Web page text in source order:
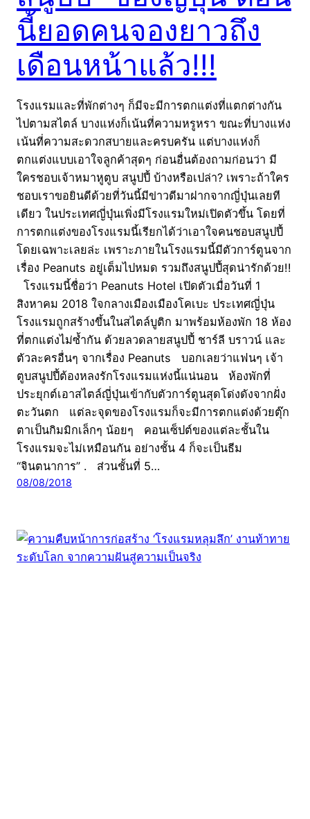
นี้ยอดคนจองยาวถึง
เดือนหน้าแล้ว!!!
โรงแรมและที่พักต่างๆ ก็มีจะมีการตกแต่งที่แตกต่างกัน
ไปตามสไตล์ บางแห่งก็เน้นที่ความหรูหรา ขณะที่บางแห่ง
เน้นที่ความสะดวกสบายและครบครัน แต่บางแห่งก็
ตกแต่งแบบเอาใจลูกค้าสุดๆ ก่อนอื่นต้องถามก่อนว่า มี
ใครชอบเจ้าหมาหูตูบ สนูปปี้ บ้างหรือเปล่า? เพราะถ้าใคร
ชอบเราขอยินดีด้วยที่วันนี้มีข่าวดีมาฝากจากญี่ปุ่นเลยที
เดียว ในประเทศญี่ปุ่นเพิ่งมีโรงแรมใหม่เปิดตัวขึ้น โดยที่
การตกแต่งของโรงแรมนี้เรียกได้ว่าเอาใจคนชอบสนูปปี้
โดยเฉพาะเลยล่ะ เพราะภายในโรงแรมนี้มีตัวการ์ตูนจาก
เรื่อง Peanuts อยู่เต็มไปหมด รวมถึงสนูปปี้สุดน่ารักด้วย!!
โรงแรมนี้ชื่อว่า Peanuts Hotel เปิดตัวเมื่อวันที่ 1
สิงหาคม 2018 ใจกลางเมืองเมืองโคเบะ ประเทศญี่ปุ่น
โรงแรมถูกสร้างขึ้นในสไตล์บูติก มาพร้อมห้องพัก 18 ห้อง
ที่ตกแต่งไม่ซ้ำกัน ด้วยลวดลายสนูปปี้ ชาร์ลี บราวน์ และ
ตัวละครอื่นๆ จากเรื่อง Peanuts บอกเลยว่าแฟนๆ เจ้า
ตูบสนูปปี้ต้องหลงรักโรงแรมแห่งนี้แน่นอน ห้องพักที่
ประยุกต์เอาสไตล์ญี่ปุ่นเข้ากับตัวการ์ตูนสุดโด่งดังจากฝั่ง
ตะวันตก แต่ละจุดของโรงแรมก็จะมีการตกแต่งด้วยตุ๊ก
ตาเป็นกิมมิกเล็กๆ น้อยๆ คอนเซ็ปต์ของแต่ละชั้นใน
โรงแรมจะไม่เหมือนกัน อย่างชั้น 4 ก็จะเป็นธีม
“จินตนาการ” . ส่วนชั้นที่ 5…
08/08/2018